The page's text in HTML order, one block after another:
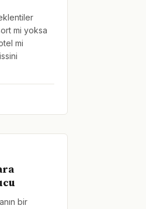
mi yoksa
mi
bir